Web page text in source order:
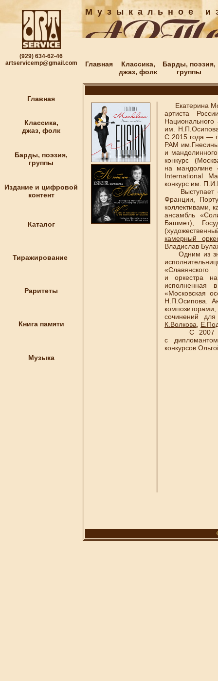
(929) 634-62-46
artservicemp@gmail.com
М у з ы к а л ь н о е и
Главная
Классика,
джаз, фолк
Барды, поэзия,
группы
Главная
Классика,
джаз, фолк
Барды, поэзия,
группы
Издание и цифровой
контент
Каталог
Тиражирование
Раритеты
Книга памяти
Музыка
Екатерина
артиста
Национального
им.
С 2015 года —
РАМ
и
конкурс
на мандолине
International
конкурс им.
Выступает с
Франции,
коллективами,
ансамбль
Башмет),
камерный
Владислав
Одним из
и оркестра
исполненная
«Московская
Н.П.Осипова.
сочинений
К.Волкова
С 2007
с
конкурсов